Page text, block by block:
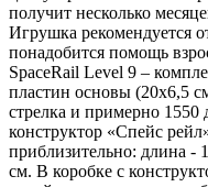
получит несколько
Игрушка рекомендуется
понадобится помощь
SpaceRail Level 9 –
пластин основы (20х6,5
стрелка и примерно 1550
конструктор «Спейс
приблизительно: длина -
см. В коробке с